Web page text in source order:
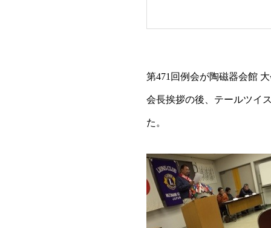
第471回例会が陶磁器会館
会長挨拶の後、テールツイ
た。